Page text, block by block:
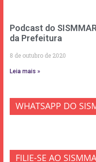
Podcast do
da Prefeitura
8 de outubro de 2020
Leia mais »
WHATSAPP DO
FILIE-SE AO